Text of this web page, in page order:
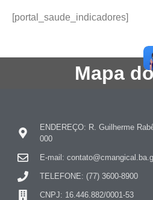
[portal_saude_indicadores]
Mapa
ENDEREÇO: R. Guilherme
000
E-mail:
TELEFONE: (77) 3600-8900
CNPJ: 16.446.882/0001-53